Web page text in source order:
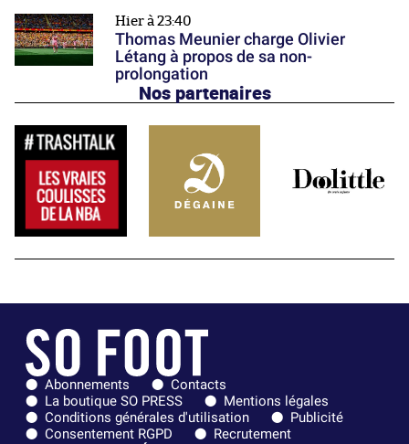
Hier à 23:40
Thomas Meunier charge Olivier
Létang à propos de sa non-
prolongation
Nos partenaires
Abonnements
Contacts
La boutique SO PRESS
Mentions légales
Conditions générales d'utilisation
Publicité
Consentement RGPD
Recrutement